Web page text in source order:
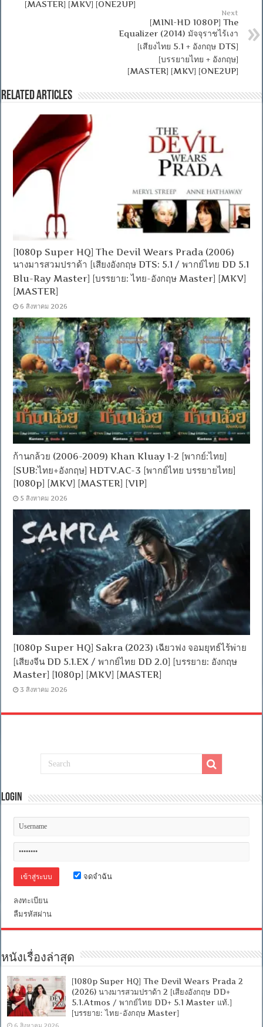
[MASTER] [MKV] [ONE2UP]
Next
[MINI-HD 1080P] The
Equalizer (2014) มัจจุราชไร้เงา
[เสียงไทย 5.1 + อังกฤษ DTS]
[บรรยายไทย + อังกฤษ]
[MASTER] [MKV] [ONE2UP]
Related Articles
[1080p Super HQ] The Devil Wears Prada (2006)
นางมารสวมปราด้า [เสียงอังกฤษ DTS: 5.1 / พากย์ไทย DD 5.1
Blu-Ray Master] [บรรยาย: ไทย-อังกฤษ Master] [MKV]
[MASTER]
6 สิงหาคม 2026
ก้านกล้วย (2006-2009) Khan Kluay 1-2 [พากย์:ไทย]
[SUB:ไทย+อังกฤษ] HDTV.AC-3 [พากย์ไทย บรรยายไทย]
[1080p] [MKV] [MASTER] [VIP]
5 สิงหาคม 2026
[1080p Super HQ] Sakra (2023) เฉียวฟง จอมยุทธ์ไร้พ่าย
[เสียงจีน DD 5.1.EX / พากย์ไทย DD 2.0] [บรรยาย: อังกฤษ
Master] [1080p] [MKV] [MASTER]
3 สิงหาคม 2026
Login
จดจำฉัน
ลงทะเบียน
ลืมรหัสผ่าน
หนังเรื่องล่าสุด
[1080p Super HQ] The Devil Wears Prada 2
(2026) นางมารสวมปราด้า 2 [เสียงอังกฤษ DD+
5.1.Atmos / พากย์ไทย DD+ 5.1 Master แท้.]
[บรรยาย: ไทย-อังกฤษ Master]